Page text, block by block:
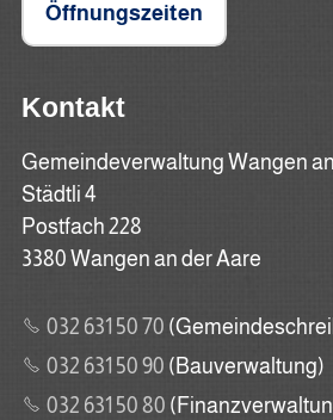
Öffnungszeiten
Kontakt
Gemeindeverwaltung Wangen
Städtli 4
Postfach 228
3380 Wangen an der Aare
032 631 50 70
032 631 50 90 (Bauverwaltung)
032 631 50 80